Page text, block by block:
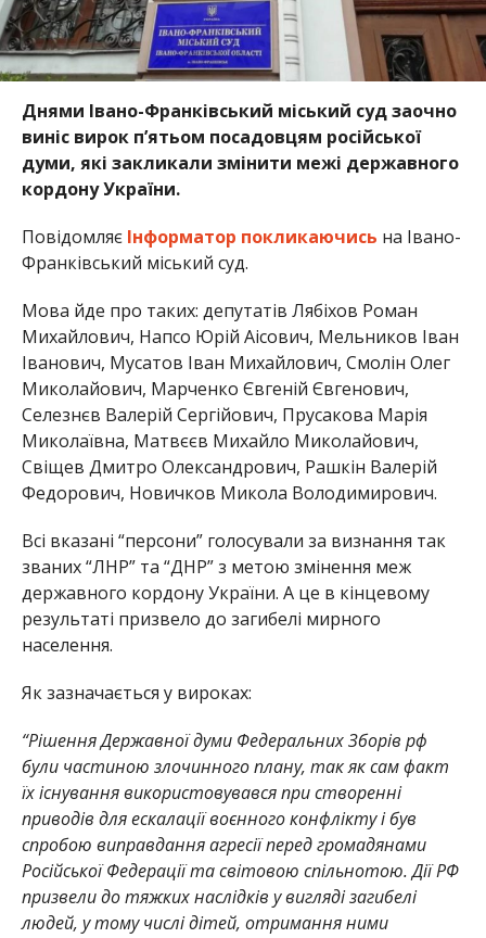
Днями Івано-Франківський міський суд заочно
виніс вирок п’ятьом посадовцям російської
думи, які закликали змінити межі державного
кордону України.
Повідомляє Інформатор покликаючись на Івано-
Франківський міський суд.
Мова йде про таких: депутатів Лябіхов Роман
Михайлович, Напсо Юрій Аісович, Мельников Іван
Іванович, Мусатов Іван Михайлович, Смолін Олег
Миколайович, Марченко Євгеній Євгенович,
Селезнєв Валерій Сергійович, Прусакова Марія
Миколаївна, Матвєєв Михайло Миколайович,
Свіщев Дмитро Олександрович, Рашкін Валерій
Федорович, Новичков Микола Володимирович.
Всі вказані “персони” голосували за визнання так
званих “ЛНР” та “ДНР” з метою змінення меж
державного кордону України. А це в кінцевому
результаті призвело до загибелі мирного
населення.
Як зазначається у вироках:
“Рішення Державної думи Федеральних Зборів рф
були частиною злочинного плану, так як сам факт
їх існування використовувався при створенні
приводів для ескалації воєнного конфлікту і був
спробою виправдання агресії перед громадянами
Російської Федерації та світовою спільнотою. Дії РФ
призвели до тяжких наслідків у вигляді загибелі
людей, у тому числі дітей, отримання ними